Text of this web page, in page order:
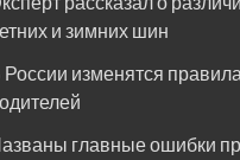
и зимних шин
России изменятся
главные ошибки